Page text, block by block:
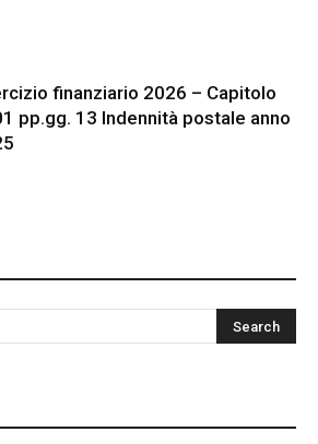
finanziario 2026 – Capitolo
pp.gg. 13 Indennità postale anno